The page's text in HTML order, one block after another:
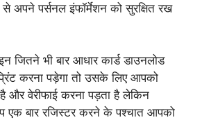
पर्सनल इंफॉर्मेशन को सुरक्षित रख
जितने भी बार आधार कार्ड डाउनलोड
करना पड़ेगा तो उसके लिए आपको
और वेरीफाई करना पड़ता है लेकिन
एक बार रजिस्टर करने के पश्चात आपको